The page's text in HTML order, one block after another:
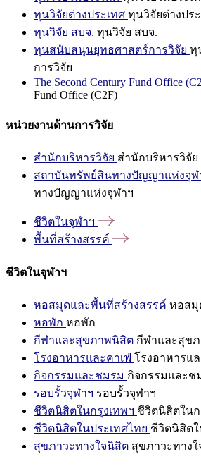
ทุนวิจัยต่างประเทศ ทุนวิจัยต่างปร
ทุนวิจัย สบจ. ทุนวิจัย สบจ.
ทุนสนับสนุนยุทธศาสตร์การวิจัย ทุ
การวิจัย
The Second Century Fund Office
Fund Office (C2F)
หน่วยงานด้านการวิจัย
สำนักบริหารวิจัย สำนักบริหารวิจัย
สถาบันทรัพย์สินทางปัญญาแห่งจุฬ
ทางปัญญาแห่งจุฬาฯ
ชีวิตในจุฬาฯ
พื้นที่สร้างสรรค์
ชีวิตในจุฬาฯ
หอสมุดและพื้นที่สร้างสรรค์ หอสมุ
หอพัก หอพัก
กีฬาและสุขภาพนิสิต กีฬาและสุข
โรงอาหารและคาเฟ่ โรงอาหารแล
กิจกรรมและชมรม กิจกรรมและช
รอบรั้วจุฬาฯ รอบรั้วจุฬาฯ
ชีวิตนิสิตในกรุงเทพฯ ชีวิตนิสิตในก
ชีวิตนิสิตในประเทศไทย ชีวิตนิสิตใ
สุขภาวะทางใจนิสิต สุขภาวะทาง